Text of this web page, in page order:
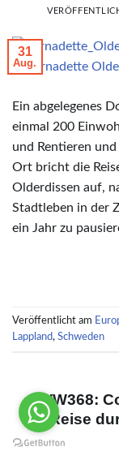
© Bernadette
31
Aug.
Ein abgelegenes
einmal 200
und Rentieren
Ort bricht die
Olderdissen auf,
Stadtleben in der
ein Jahr zu
Veröffentlicht am
Lappland, Schweden
WW368:
Reise